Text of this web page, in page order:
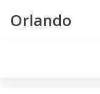
Orlando